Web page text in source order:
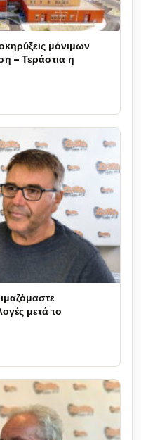
μόνιμων
– Τεράστια η
μετά το